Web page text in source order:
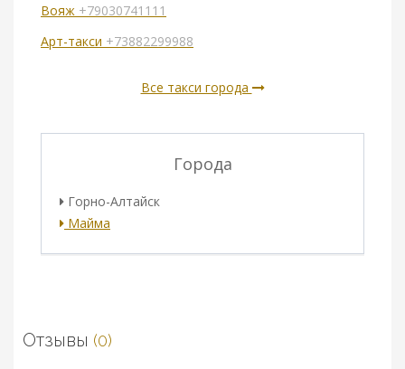
Вояж +79030741111
Арт-такси +73882299988
Все такси города
Города
Горно-Алтайск
Майма
Отзывы (0)